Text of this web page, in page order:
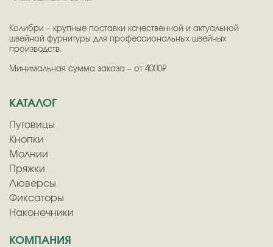
Колибри – крупные поставки качественной и актуальной
швейной фурнитуры для профессиональных швейных
производств.
Минимальная сумма заказа – от 4000₽
КАТАЛОГ
Пуговицы
Кнопки
Молнии
Пряжки
Люверсы
Фиксаторы
Наконечники
КОМПАНИЯ